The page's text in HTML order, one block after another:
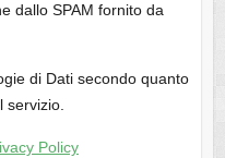
dallo SPAM fornito da
di Dati secondo quanto
servizio.
Policy